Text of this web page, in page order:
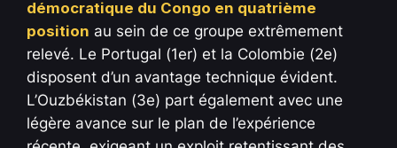
démocratique du Congo en quatrième
position au sein de ce groupe extrêmement
relevé. Le Portugal (1er) et la Colombie (2e)
disposent d’un avantage technique évident.
L’Ouzbékistan (3e) part également avec une
légère avance sur le plan de l’expérience